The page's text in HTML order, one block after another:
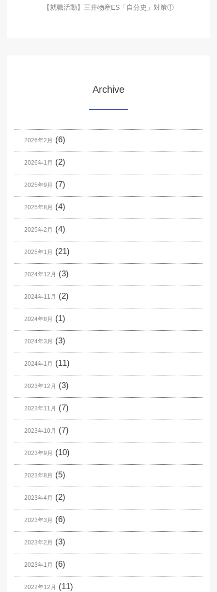
【就職活動】三井物産ES「自分史」対策①
Archive
2026年2月 (6)
2026年1月 (2)
2025年9月 (7)
2025年8月 (4)
2025年2月 (4)
2025年1月 (21)
2024年12月 (3)
2024年11月 (2)
2024年8月 (1)
2024年3月 (3)
2024年1月 (11)
2023年12月 (3)
2023年11月 (7)
2023年10月 (7)
2023年9月 (10)
2023年8月 (5)
2023年4月 (2)
2023年3月 (6)
2023年2月 (3)
2023年1月 (6)
2022年12月 (11)